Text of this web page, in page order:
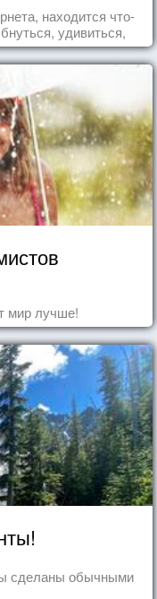
находится что-
удивиться,
мир лучше!
сделаны обычными